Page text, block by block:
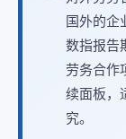
国外的企
数指报告
劳务合作
续面板，
究。